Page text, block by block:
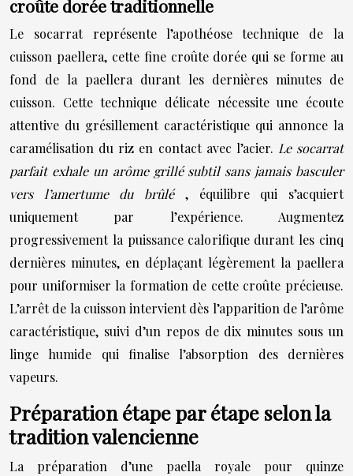
croûte dorée traditionnelle
Le socarrat représente l’apothéose technique de la
cuisson paellera, cette fine croûte dorée qui se forme au
fond de la paellera durant les dernières minutes de
cuisson. Cette technique délicate nécessite une écoute
attentive du grésillement caractéristique qui annonce la
caramélisation du riz en contact avec l’acier. Le socarrat
parfait exhale un arôme grillé subtil sans jamais basculer
vers l’amertume du brûlé , équilibre qui s’acquiert
uniquement par l’expérience. Augmentez
progressivement la puissance calorifique durant les cinq
dernières minutes, en déplaçant légèrement la paellera
pour uniformiser la formation de cette croûte précieuse.
L’arrêt de la cuisson intervient dès l’apparition de l’arôme
caractéristique, suivi d’un repos de dix minutes sous un
linge humide qui finalise l’absorption des dernières
vapeurs.
Préparation étape par étape selon la
tradition valencienne
La préparation d’une paella royale pour quinze